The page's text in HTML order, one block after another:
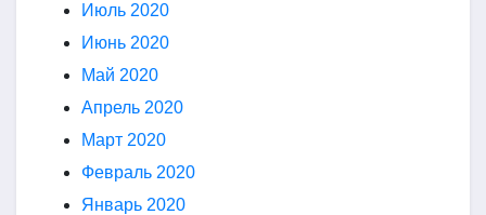
Июль 2020
Июнь 2020
Май 2020
Апрель 2020
Март 2020
Февраль 2020
Январь 2020